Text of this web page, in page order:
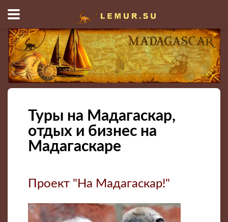
Туры на Мадагаскар,
отдых и бизнес на
Мадагаскаре
Проект "На Мадагаскар!"